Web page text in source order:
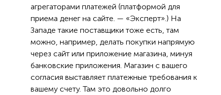
агрегаторами платежей (платформой для
приема денег на сайте. — «Эксперт».) На
Западе такие поставщики тоже есть, там
можно, например, делать покупки напрямую
через сайт или приложение магазина, минуя
банковские приложения. Магазин с вашего
согласия выставляет платежные требования к
вашему счету. Там это довольно долго